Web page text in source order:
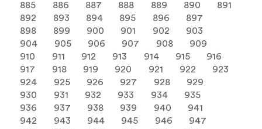
885
886 887 888 889 890
891
892
893 894 895 896
897
898
899 900 901 902
903
904
905 906 907 908
909
910
911 912 913 914 915
916
917
918 919 920 921 922
923
924
925 926 927 928
929
930
931 932 933 934
935
936
937 938 939 940
941
942
943 944 945 946
947